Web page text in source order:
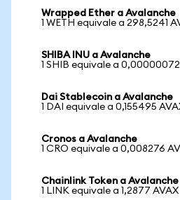
Wrapped Ether a Avalanche
1 WETH equivale a 298,5241
SHIBA INU a Avalanche
1 SHIB equivale a
Dai Stablecoin a Avalanche
1 DAI equivale a 0,155495
Cronos a Avalanche
1 CRO equivale a 0,008276
Chainlink Token a Avalanche
1 LINK equivale a 1,2877 AVAX